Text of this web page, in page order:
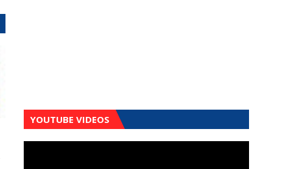
YOUTUBE VIDEOS